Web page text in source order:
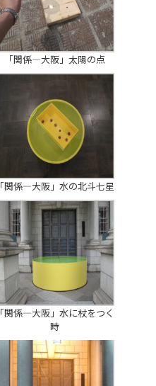
「関係―大阪」太陽の点
「関係―大阪」水の北斗七星
「関係―大阪」水に杖をつく
時